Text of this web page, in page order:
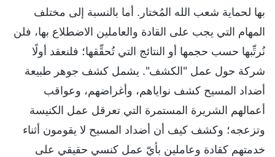
بها لحماية شعب الله المُختار. أما بالنسبة إلى مختلف
المهام التي يجب على القادة والعاملين الاضطلاع بها، فلن
نُرتِّبها حسب حجمها أو النتائج التي تُحقِّقها؛ فلنعقد أولًا
شركة حول عمل "الكشف". يشمل كشف جوهر طبيعة
أضداد المسيح كشف نواياهم، وأغراضهم، وعواقب
أعمالهم الشريرة المستمرة التي تعرقل عمل الكنيسة
وتزعجه؛ وكشف كيف أن أضداد المسيح لا يقومون أثناء
خدمتهم كقادة وعاملين بأيّ عمل كنسي حقيقي على